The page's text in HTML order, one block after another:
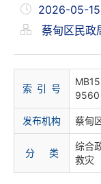
2026-05-
蔡甸区民政
索 引 号
9560
发布机构 蔡甸
分 类
综合
救灾